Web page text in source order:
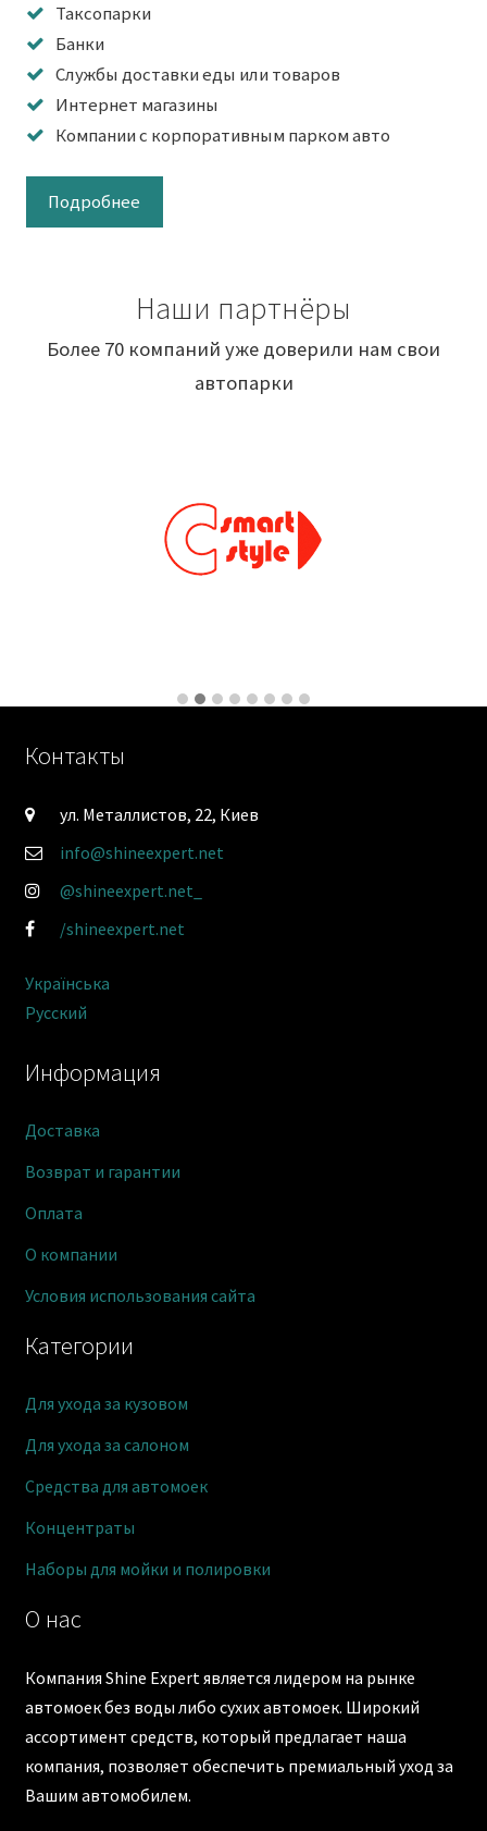
Таксопарки
Банки
Службы доставки еды или товаров
Интернет магазины
Компании с корпоративным парком авто
Подробнее
Наши партнёры
Более 70 компаний уже доверили нам свои
автопарки
О нас
Компания Shine Expert является лидером на рынке
автомоек без воды либо сухих автомоек. Широкий
ассортимент средств, который предлагает наша
компания, позволяет обеспечить премиальный уход за
Вашим автомобилем.
Категории
Для ухода за кузовом
Для ухода за салоном
Средства для автомоек
Концентраты
Наборы для мойки и полировки
Информация
Доставка
Возврат и гарантии
Оплата
О компании
Условия использования сайта
Контакты
ул. Металлистов, 22, Киев
info@shineexpert.net
@shineexpert.net_
/shineexpert.net
Українська
Русский